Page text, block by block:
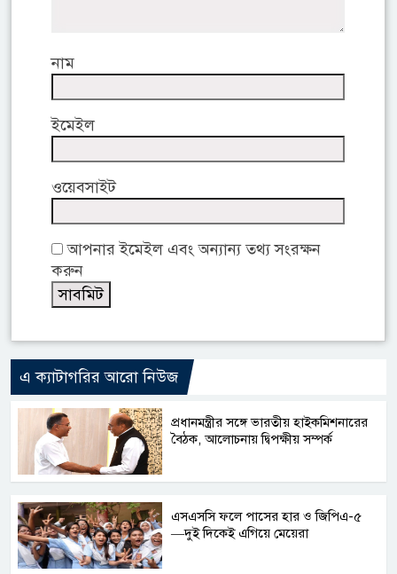
নাম
ইমেইল
ওয়েবসাইট
আপনার ইমেইল এবং অন্যান্য তথ্য সংরক্ষন
করুন
এ ক্যাটাগরির আরো নিউজ
প্রধানমন্ত্রীর সঙ্গে ভারতীয় হাইকমিশনারের
বৈঠক, আলোচনায় দ্বিপক্ষীয় সম্পর্ক
এসএসসি ফলে পাসের হার ও জিপিএ-৫
—দুই দিকেই এগিয়ে মেয়েরা